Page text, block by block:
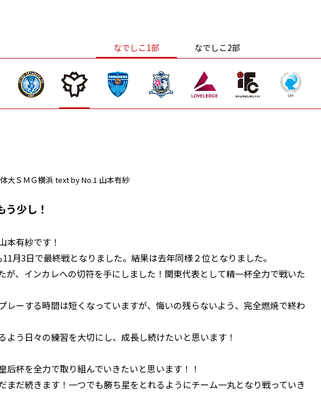
なでしこ1部 なでしこ2部
大ＳＭＧ横浜 text by No.1 山本有紗
少し！
本有紗です！
月3日で最終戦となりました。結果は去年同様２位となりました。
が、インカレへの切符を手にしました！関東代表として精一杯全力で戦いた
レーする時間は短くなっていますが、悔いの残らないよう、完全燃焼で終わ
よう日々の練習を大切にし、成長し続けたいと思います！
后杯を全力で取り組んでいきたいと思います！！
まだ続きます！一つでも勝ち星をとれるようにチーム一丸となり戦っていき